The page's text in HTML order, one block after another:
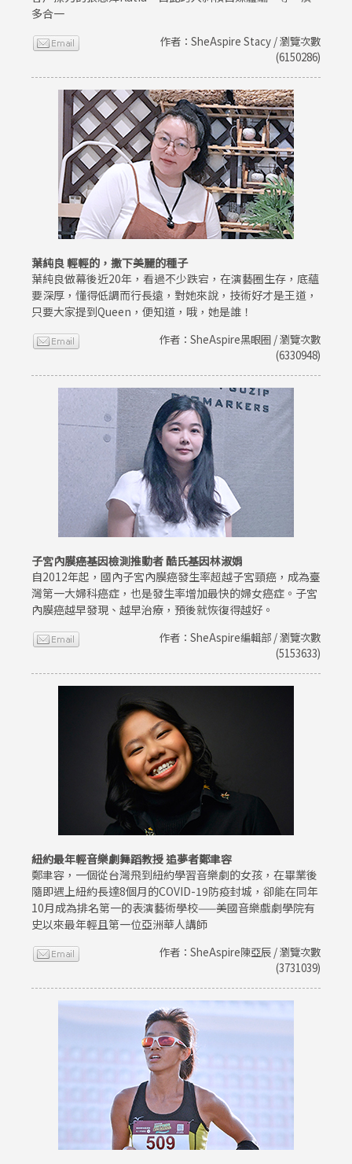
多合一
作者：SheAspire Stacy / 瀏覽次數
(6150286)
葉純良 輕輕的，撒下美麗的種子
葉純良做幕後近20年，看過不少跌宕，在演藝圈生存，底蘊
要深厚，懂得低調而行長遠，對她來說，技術好才是王道，
只要大家提到Queen，便知道，哦，她是誰！
作者：SheAspire黑眼圈 / 瀏覽次數
(6330948)
子宮內膜癌基因檢測推動者 酷氏基因林淑娟
自2012年起，國內子宮內膜癌發生率超越子宮頸癌，成為臺
灣第一大婦科癌症，也是發生率增加最快的婦女癌症。子宮
內膜癌越早發現、越早治療，預後就恢復得越好。
作者：SheAspire編輯部 / 瀏覽次數
(5153633)
紐約最年輕音樂劇舞蹈教授 追夢者鄭聿容
鄭聿容，一個從台灣飛到紐約學習音樂劇的女孩，在畢業後
隨即遇上紐約長達8個月的COVID-19防疫封城，卻能在同年
10月成為排名第一的表演藝術學校——美國音樂戲劇學院有
史以來最年輕且第一位亞洲華人講師
作者：SheAspire陳亞辰 / 瀏覽次數
(3731039)